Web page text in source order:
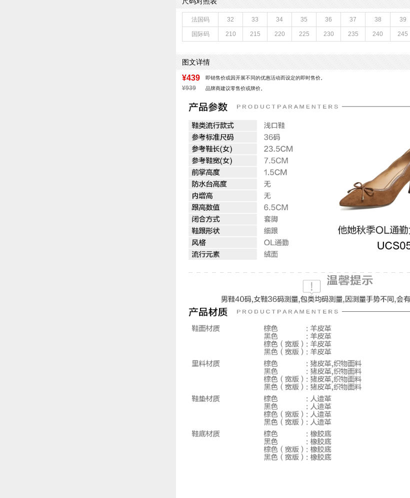
配跟：有
鞋垫材质：人造革
鞋头款式：尖头
鞋面材质：羊皮革
鞋面图案：纯色
参考鞋长(女)：23.5CM
适用人群：女子
制鞋工艺：胶贴皮鞋
皮质特征：软面皮
里料材质：织物面料,猪皮革
防水台高度：无
风格：OL通勤
法国码 32 33 34 35 36 37 38 39
国际码 210 215 220 225 230 235 240 245
图文详情
¥439 即销售价或因开展不同的优惠活动而设定的即时售价。
¥939 品牌商建议零售价或牌价。